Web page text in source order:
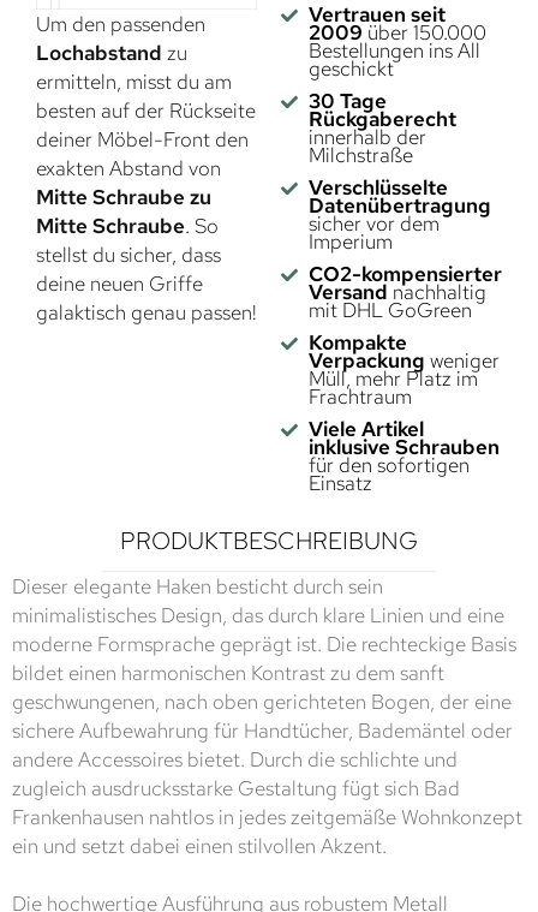
Um den passenden
Lochabstand zu
ermitteln, misst du am
besten auf der Rückseite
deiner Möbel-Front den
exakten Abstand von
Mitte Schraube zu
Mitte Schraube. So
stellst du sicher, dass
deine neuen Griffe
galaktisch genau passen!
Vertrauen seit
2009 über 150.000
Bestellungen ins All
geschickt
30 Tage
Rückgaberecht
innerhalb der
Milchstraße
Verschlüsselte
Datenübertragung
sicher vor dem
Imperium
CO2-kompensierter
Versand nachhaltig
mit DHL GoGreen
Kompakte
Verpackung weniger
Müll, mehr Platz im
Frachtraum
Viele Artikel
inklusive Schrauben
für den sofortigen
Einsatz
PRODUKTBESCHREIBUNG
Dieser elegante Haken besticht durch sein
minimalistisches Design, das durch klare Linien und eine
moderne Formsprache geprägt ist. Die rechteckige Basis
bildet einen harmonischen Kontrast zu dem sanft
geschwungenen, nach oben gerichteten Bogen, der eine
sichere Aufbewahrung für Handtücher, Bademäntel oder
andere Accessoires bietet. Durch die schlichte und
zugleich ausdrucksstarke Gestaltung fügt sich Bad
Frankenhausen nahtlos in jedes zeitgemäße Wohnkonzept
ein und setzt dabei einen stilvollen Akzent.
Die hochwertige Ausführung aus robustem Metall